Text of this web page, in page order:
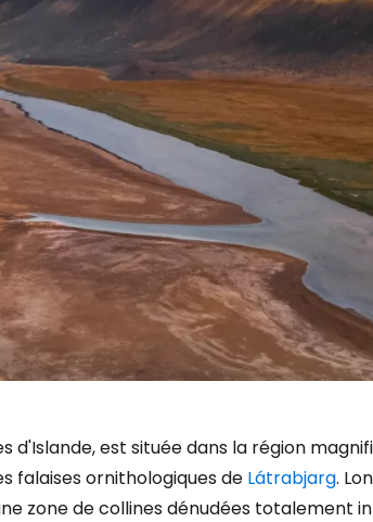
d'Islande, est située dans la région
falaises ornithologiques de Látrabjarg.
zone de collines dénudées totalement